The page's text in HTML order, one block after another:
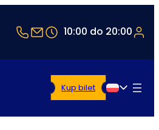
+43 1 5321514
office@timetravel-
10:00 do 20:00
Polski
Kup bilet